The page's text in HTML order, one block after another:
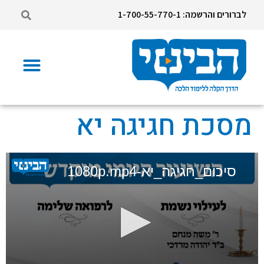
לברורים והרשמה: 1-700-55-770-1
מסכת חגיגה יא
סיכום_חגיגה_יא-1080p.mp4